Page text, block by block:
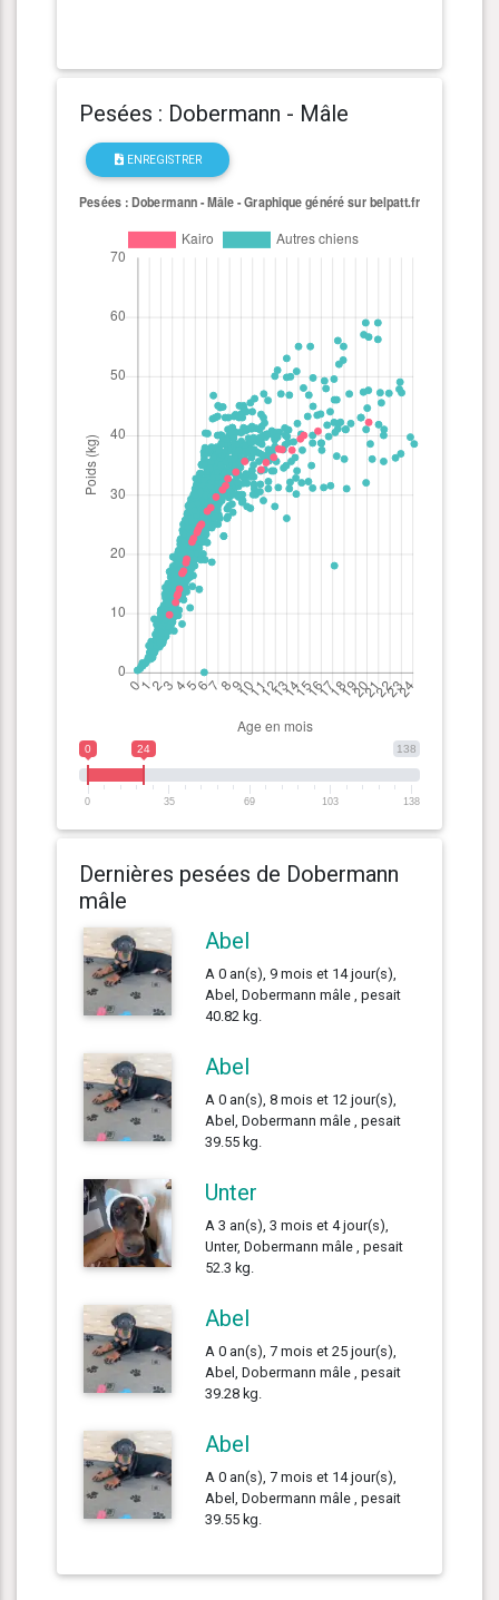
Pesées : Dobermann - Mâle
ENREGISTRER
138
0 24
0 35 69 103 138
Dernières pesées de Dobermann
mâle
Abel
A 0 an(s), 9 mois et 14 jour(s),
Abel, Dobermann mâle , pesait
40.82 kg.
Abel
A 0 an(s), 8 mois et 12 jour(s),
Abel, Dobermann mâle , pesait
39.55 kg.
Unter
A 3 an(s), 3 mois et 4 jour(s),
Unter, Dobermann mâle , pesait
52.3 kg.
Abel
A 0 an(s), 7 mois et 25 jour(s),
Abel, Dobermann mâle , pesait
39.28 kg.
Abel
A 0 an(s), 7 mois et 14 jour(s),
Abel, Dobermann mâle , pesait
39.55 kg.